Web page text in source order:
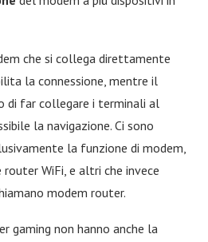
che si collega direttamente
la connessione, mentre il
di far collegare i terminali al
la navigazione. Ci sono
la funzione di modem,
WiFi, e altri che invece
modem router.
gaming non hanno anche la